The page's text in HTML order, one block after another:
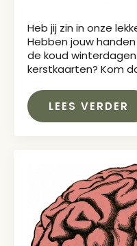
Heb jij zin in onze
Hebben jouw
de koud
kerstkaarten? Kom
LEES VERDER